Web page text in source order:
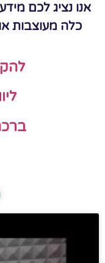
אנו נציג לכם
כלה מעוצבות